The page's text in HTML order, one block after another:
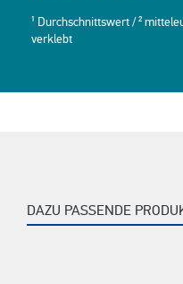
¹ Durchschnittswert / ²
verklebt
DAZU PASSENDE